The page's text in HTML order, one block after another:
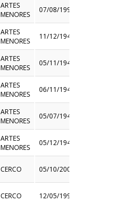
ARTES
MENORES
07/08/1998
ARTES
MENORES
11/12/1941
ARTES
MENORES
05/11/1942
ARTES
MENORES
06/11/1942
ARTES
MENORES
05/07/1944
ARTES
MENORES
05/12/1944
CERCO 05/10/2000
CERCO 12/05/1998